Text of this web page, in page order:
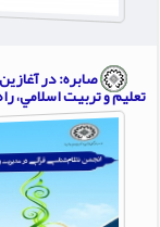
صابره: در
تعليم و تربيت اسلامي،